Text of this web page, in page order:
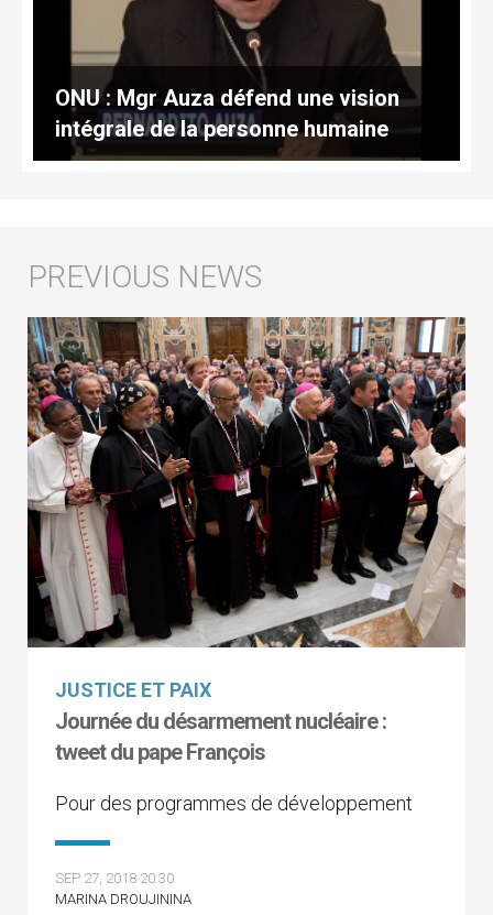
ONU : Mgr Auza défend une vision
intégrale de la personne humaine
JUSTICE ET PAIX
Journée du désarmement nucléaire :
tweet du pape François
Pour des programmes de développement
SEP 27, 2018 20:30
MARINA DROUJININA